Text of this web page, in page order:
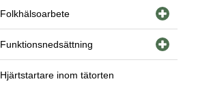
Folkhälsoarbete
Funktionsnedsättning
Hjärtstartare inom tätorten